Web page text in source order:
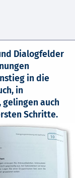
Dialogfelder
in die
in
auch
Schritte.